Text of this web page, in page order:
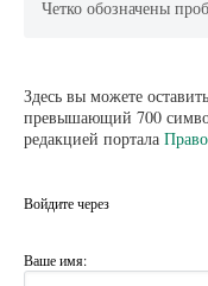
Четко обозначены
Здесь вы можете
превышающий 700
редакцией портала
Войдите через
Ваше имя: